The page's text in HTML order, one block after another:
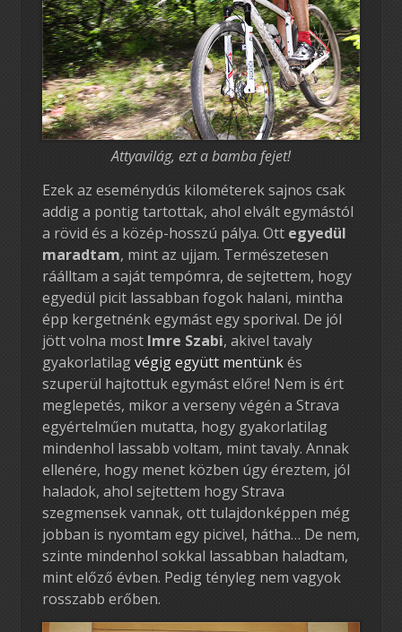
Attyavilág, ezt a bamba fejet!
Ezek az eseménydús kilométerek sajnos csak
addig a pontig tartottak, ahol elvált egymástól
a rövid és a közép-hosszú pálya. Ott egyedül
maradtam, mint az ujjam. Természetesen
ráálltam a saját tempómra, de sejtettem, hogy
egyedül picit lassabban fogok halani, mintha
épp kergetnénk egymást egy sporival. De jól
jött volna most Imre Szabi, akivel tavaly
gyakorlatilagvégig együtt mentünkés
szuperül hajtottuk egymást előre! Nem is ért
meglepetés, mikor a verseny végén a Strava
egyértelműen mutatta, hogy gyakorlatilag
mindenhol lassabb voltam, mint tavaly. Annak
ellenére, hogy menet közben úgy éreztem, jól
haladok, ahol sejtettem hogy Strava
szegmensek vannak, ott tulajdonképpen még
jobban is nyomtam egy picivel, hátha… De nem,
szinte mindenhol sokkal lassabban haladtam,
mint előző évben. Pedig tényleg nem vagyok
rosszabb erőben.